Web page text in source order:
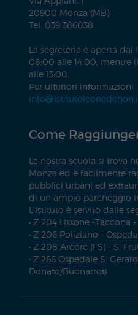
20900 Monza (MB)
Tel. 039 386038
La segreteria è aperta
08:00 alle 14:00, mentre
alle 13:00.
Per ulteriori informazioni
Come
La nostra scuola si trova
Monza ed è facilmente
pubblici urbani ed
di un ampio parcheggio
L’istituto è servito dalle
• Z 204 Lissone -Taccona
• Z 206 Poliziano -
• Z 208 Arcore (FS) - S.
• Z 266 Ospedale S.
Donato/Buonarroti